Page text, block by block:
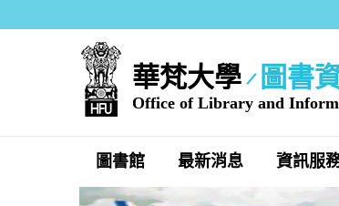
華梵大學 圖書
Office of Library and
圖書館 最新消息 資訊服